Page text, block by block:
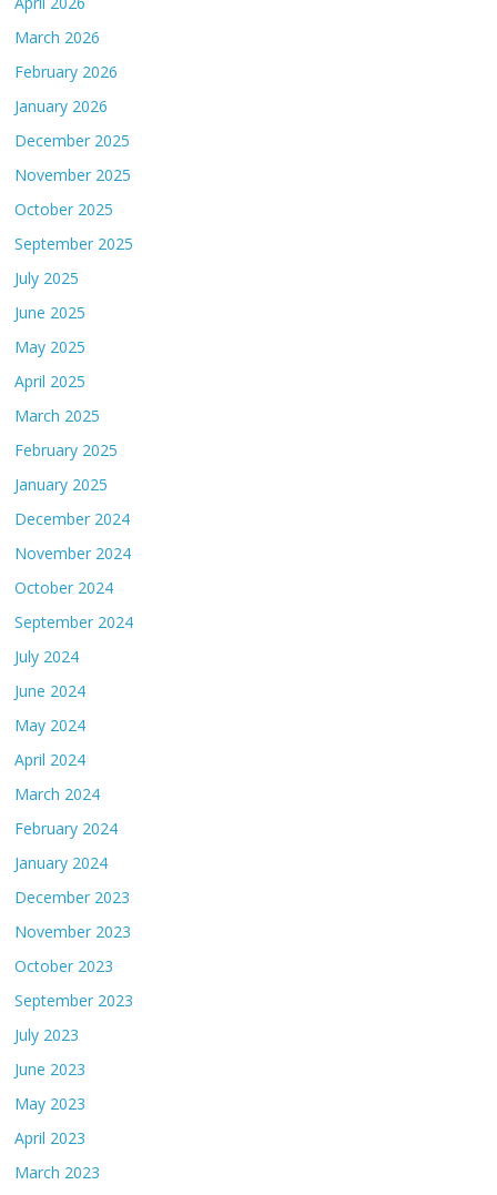
March 2026
February 2026
January 2026
December 2025
November 2025
October 2025
September 2025
July 2025
June 2025
May 2025
April 2025
March 2025
February 2025
January 2025
December 2024
November 2024
October 2024
September 2024
July 2024
June 2024
May 2024
April 2024
March 2024
February 2024
January 2024
December 2023
November 2023
October 2023
September 2023
July 2023
June 2023
May 2023
April 2023
March 2023